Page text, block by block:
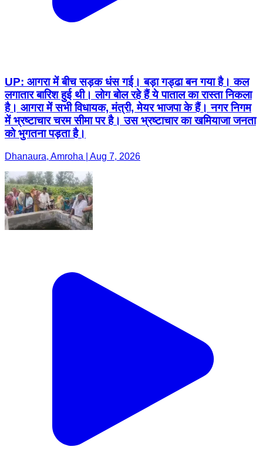
UP: आगरा में बीच सड़क धंस गई। बड़ा गड्ढा बन गया है। कल
लगातार बारिश हुई थी। लोग बोल रहे हैं ये पाताल का रास्ता निकला
है। आगरा में सभी विधायक, मंत्री, मेयर भाजपा के हैं। नगर निगम
में भ्रष्टाचार चरम सीमा पर है। उस भ्रष्टाचार का खमियाजा जनता
को भुगतना पड़ता है।
Dhanaura, Amroha | Aug 7, 2026